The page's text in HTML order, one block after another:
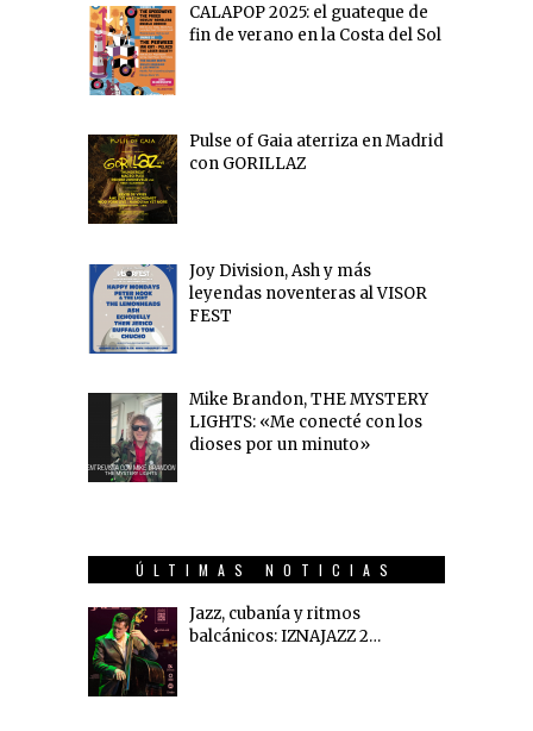
CALAPOP 2025: el guateque de
fin de verano en la Costa del Sol
Pulse of Gaia aterriza en Madrid
con GORILLAZ
Joy Division, Ash y más
leyendas noventeras al VISOR
FEST
Mike Brandon, THE MYSTERY
LIGHTS: «Me conecté con los
dioses por un minuto»
ÚLTIMAS NOTICIAS
Jazz, cubanía y ritmos
balcánicos: IZNAJAZZ 2…